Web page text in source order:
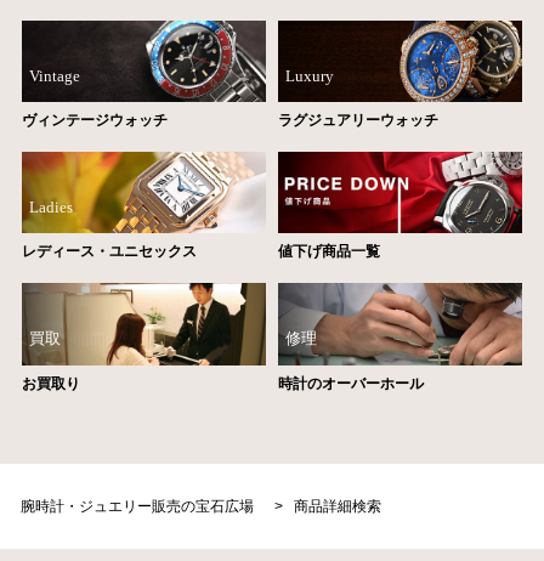
Vintage
ヴィンテージウォッチ
Luxury
ラグジュアリーウォッチ
Ladies
レディース・ユニセックス 値下げ商品一覧
買取
お買取り
修理
時計のオーバーホール
腕時計・ジュエリー販売の宝石広場 > 商品詳細検索